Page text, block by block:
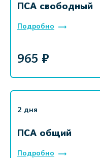
ПСА свободный
Подробно
965 ₽
2 дня
ПСА общий
Подробно